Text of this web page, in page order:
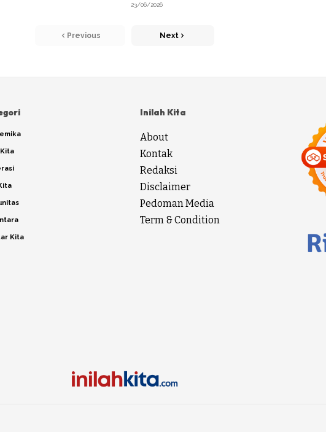
23/06/2026
Previous Next
Kita
Inilah Kita
About
Kontak
Redaksi
Disclaimer
Pedoman Media
Term & Condition